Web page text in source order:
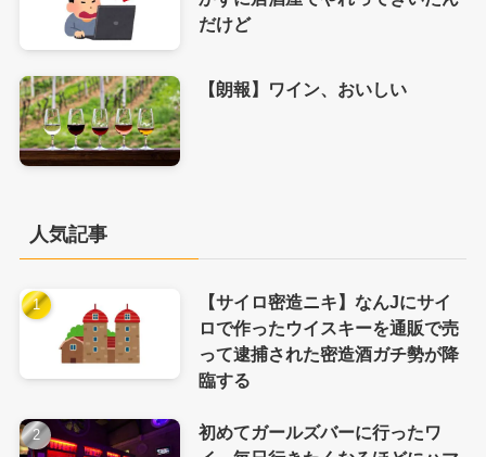
だけど
【朗報】ワイン、おいしい
人気記事
【サイロ密造ニキ】なんJにサイ
ロで作ったウイスキーを通販で売
って逮捕された密造酒ガチ勢が降
臨する
初めてガールズバーに行ったワ